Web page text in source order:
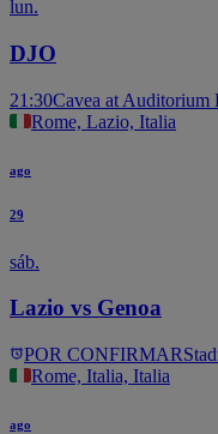
lun.
DJO
21:30Cavea at Auditorium
Rome, Lazio, Italia
ago
29
sáb.
Lazio vs Genoa
POR CONFIRMAR
Rome, Italia, Italia
ago